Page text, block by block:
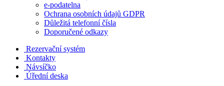
e-podatelna
Ochrana osobních údajů GDPR
Důležitá telefonní čísla
Doporučené odkazy
Rezervační systém
Kontakty
Návsíčko
Úřední deska